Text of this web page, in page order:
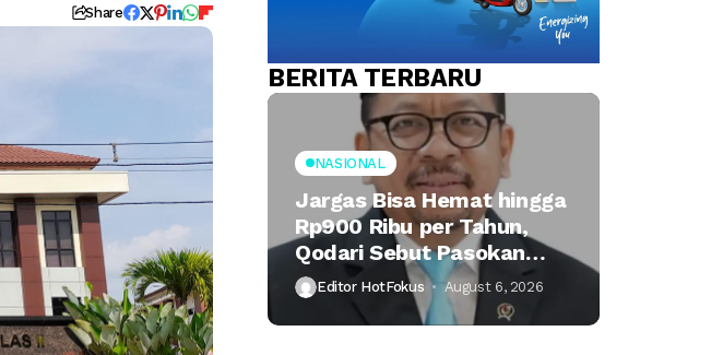
Share
BERITA TERBARU
NASIONAL
Jargas Bisa Hemat hingga
Rp900 Ribu per Tahun,
Qodari Sebut Pasokan
Lebih Praktis
Editor HotFokus August 6, 2026